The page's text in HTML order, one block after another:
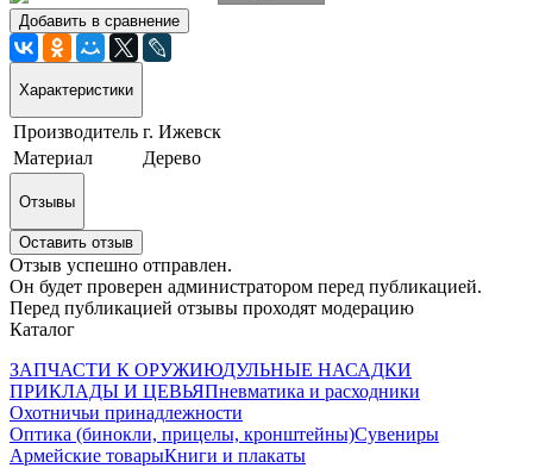
Добавить в сравнение
Характеристики
Производитель г. Ижевск
Материал
Дерево
Отзывы
Оставить отзыв
Отзыв успешно отправлен.
Он будет проверен администратором перед публикацией.
Перед публикацией отзывы проходят модерацию
Каталог
ЗАПЧАСТИ К ОРУЖИЮДУЛЬНЫЕ НАСАДКИ
ПРИКЛАДЫ И ЦЕВЬЯПневматика и расходники
Охотничьи принадлежности
Оптика (бинокли, прицелы, кронштейны)Сувениры
Армейские товарыКниги и плакаты